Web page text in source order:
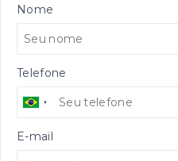
Nome
Telefone
E-mail